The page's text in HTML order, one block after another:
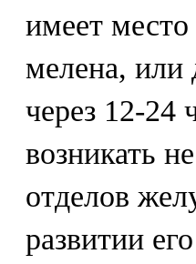
имеет
мелена, или
через 12-24
возникать
отделов
развитии